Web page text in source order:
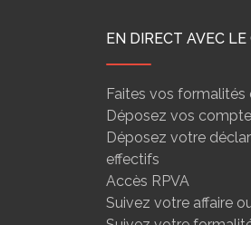
EN DIRECT AVEC LE
Faites vos formalités
Déposez vos
Déposez votre
effectifs
Accès RPVA
Suivez votre affaire